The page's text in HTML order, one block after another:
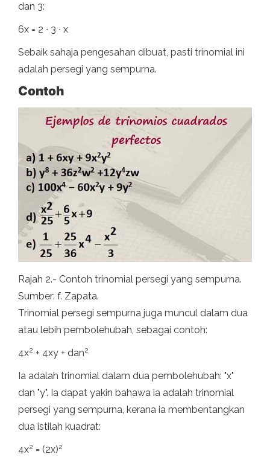
dan 3:
6x = 2 ∙ 3 ​​∙ x
Sebaik sahaja pengesahan dibuat, pasti trinomial ini
adalah persegi yang sempurna.
Contoh
Rajah 2.- Contoh trinomial persegi yang sempurna.
Sumber: f. Zapata.
Trinomial persegi sempurna juga muncul dalam dua
atau lebih pembolehubah, sebagai contoh:
4x2 + 4xy + dan2
Ia adalah trinomial dalam dua pembolehubah: "x"
dan "y". Ia dapat yakin bahawa ia adalah trinomial
persegi yang sempurna, kerana ia membentangkan
dua istilah kuadrat:
4x2 = (2x)2